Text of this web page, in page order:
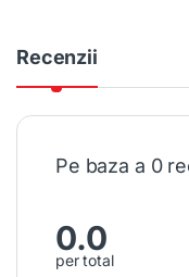
Recenzii
Pe baza a 0
0.0
per total